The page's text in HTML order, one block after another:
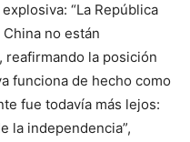
“La República
no están
reafirmando la posición
funciona de hecho como
fue todavía más lejos:
la independencia”,